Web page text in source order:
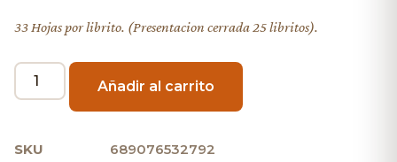
33 Hojas por librito. (Presentacion cerrada 25 libritos).
Añadir al carrito
SKU
689076532792